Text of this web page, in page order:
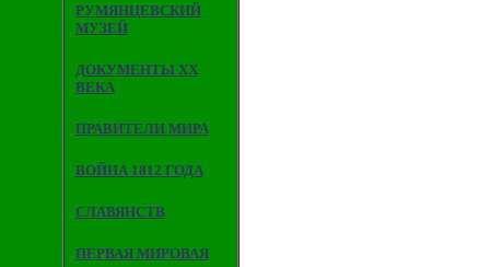
РУМЯНЦЕВСКИЙ
МУЗЕЙ
ДОКУМЕНТЫ XX
ВЕКА
ПРАВИТЕЛИ МИРА
ВОЙНА 1812 ГОДА
СЛАВЯНСТВ
ПЕРВАЯ МИРОВАЯ